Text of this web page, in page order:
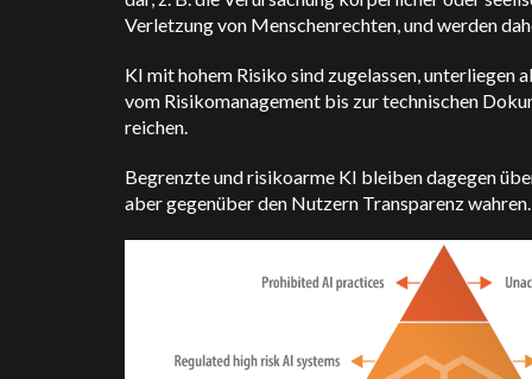
Verletzung von Menschenrechten, und werden
KI mit hohem Risiko sind zugelassen, unterliegen
vom Risikomanagement bis zur technischen
reichen.
Begrenzte und risikoarme KI bleiben dagegen
aber gegenüber den Nutzern Transparenz wahren.